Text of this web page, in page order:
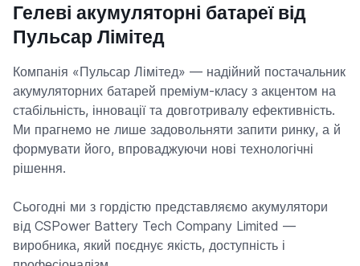
Гелеві акумуляторні батареї від
Пульсар Лімітед
Компанія «Пульсар Лімітед» — надійний постачальник
акумуляторних батарей преміум-класу з акцентом на
стабільність, інновації та довготривалу ефективність.
Ми прагнемо не лише задовольняти запити ринку, а й
формувати його, впроваджуючи нові технологічні
рішення.
Сьогодні ми з гордістю представляємо акумулятори
від CSPower Battery Tech Company Limited —
виробника, який поєднує якість, доступність і